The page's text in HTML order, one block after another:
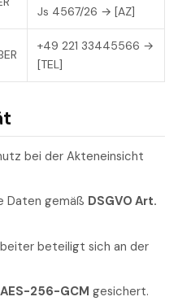
Js 4567/26 → [AZ]
+49 221 33445566 →
[TEL]
bei der Akteneinsicht
Daten gemäß DSGVO Art.
beteiligt sich an der
AES-256-GCM gesichert.